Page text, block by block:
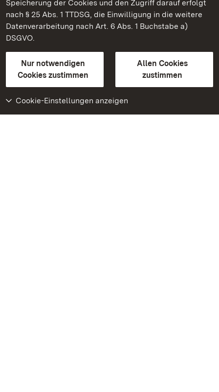
Speicherung der Cookies und den Zugriff darauf erfolgt
nach § 25 Abs. 1 TTDSG, die Einwilligung in die weitere
Datenverarbeitung nach Art. 6 Abs. 1 Buchstabe a)
DSGVO.
Nur notwendigen
Cookies zustimmen
Allen Cookies
zustimmen
Cookie-Einstellungen anzeigen
Staatliche Schlösser und Gärten Baden-Württemberg
Kontakt
GebärdenspracheLeichte Sprache
Erklärung zur Barrierefreiheit
BITV-konform (geprüfte Seiten)
Weiteres